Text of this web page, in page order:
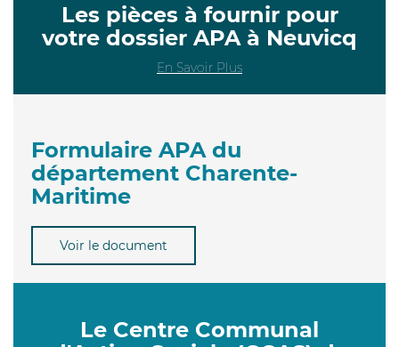
Les pièces à fournir pour
votre dossier APA à Neuvicq
En Savoir Plus
Formulaire APA du
département Charente-
Maritime
Voir le document
Le Centre Communal